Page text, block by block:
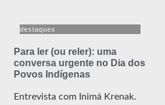
destaques
Para ler (ou reler): uma
conversa urgente no Dia dos
Povos Indígenas
Entrevista com Inimá Krenak.